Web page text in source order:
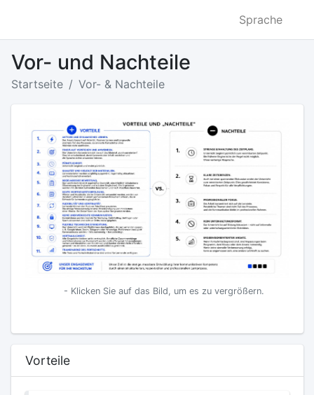
Sprache
Vor- und Nachteile
Startseite Vor- & Nachteile
- Klicken Sie auf das Bild, um es zu vergrößern.
Vorteile